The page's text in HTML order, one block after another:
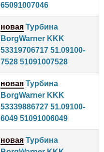
65091007046
новая Турбина
BorgWarner KKK
53319706717 51.09100-
7528 51091007528
новая Турбина
BorgWarner KKK
53339886727 51.09100-
6049 51091006049
новая Турбина